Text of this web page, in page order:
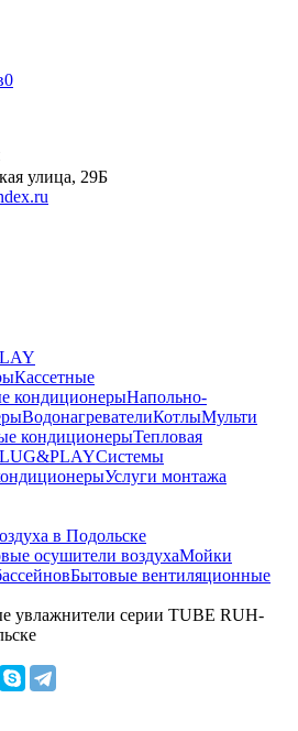
0
улица, 29Б
Кассетные
кондиционерыНапольно-
ВодонагревателиКотлыМульти
кондиционерыТепловая
Системы
Услуги монтажа
в Подольске
осушители воздухаМойки
Бытовые вентиляционные
увлажнители серии TUBE RUH-